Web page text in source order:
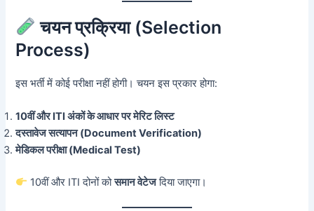
चयन प्रक्रिया (Selection
Process)
इस भर्ती में कोई परीक्षा नहीं होगी। चयन इस प्रकार होगा:
10वीं और ITI अंकों के आधार पर मेरिट लिस्ट
दस्तावेज सत्यापन (Document Verification)
मेडिकल परीक्षा (Medical Test)
10वीं और ITI दोनों कोसमान वेटेजदिया जाएगा।